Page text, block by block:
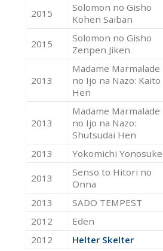
2015
Solomon no Gisho
Kohen Saiban
2015
Solomon no Gisho
Zenpen Jiken
2013
Madame Marmalade
no Ijo na Nazo: Kaito
Hen
2013
Madame Marmalade
no Ijo na Nazo:
Shutsudai Hen
2013 Yokomichi Yonosuke
2013
Senso to Hitori no
Onna
2013
SADO TEMPEST
2012
Eden
2012
Helter Skelter